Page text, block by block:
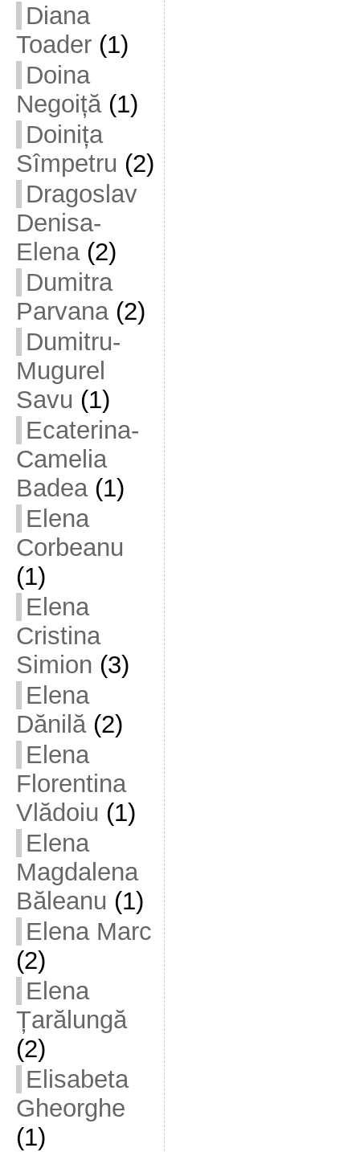
Diana
Toader(1)
Doina
Negoiță(1)
Doinița
Sîmpetru (2)
Dragoslav
Denisa-
Elena(2)
Dumitra
Parvana(2)
Dumitru-
Mugurel
Savu (1)
Ecaterina-
Camelia
Badea(1)
Elena
Corbeanu
(1)
Elena
Cristina
Simion (3)
Elena
Dănilă(2)
Elena
Florentina
Vlădoiu (1)
Elena
Magdalena
Băleanu (1)
Elena Marc
(2)
Elena
Țarălungă
(2)
Elisabeta
Gheorghe
(1)